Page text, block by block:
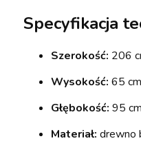
Specyfikacja
Szerokość: 206
Wysokość: 65 cm
Głębokość: 95 cm
Materiał: drewno